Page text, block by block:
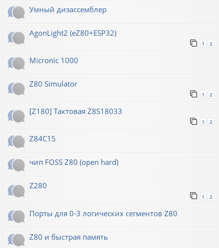
Умный дизассемблер
AgonLight2 (eZ80+ESP32)
1 2
Micronic 1000
Z80 Simulator
1 2
[Z180] Тактовая Z8S18033
1 2
Z84C15
чип FOSS Z80 (open hard)
Z280
1 2
Порты для 0-3 логических сегментов Z80
Z80 и быстрая память